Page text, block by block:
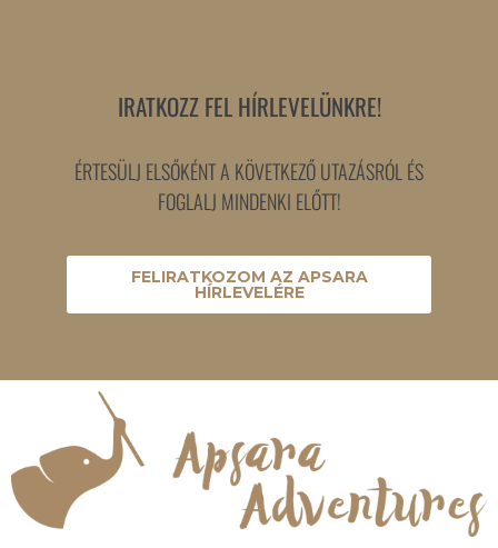
IRATKOZZ FEL HÍRLEVELÜNKRE!
ÉRTESÜLJ ELSŐKÉNT A KÖVETKEZŐ UTAZÁSRÓL ÉS
FOGLALJ MINDENKI ELŐTT!
FELIRATKOZOM AZ APSARA
HÍRLEVELÉRE